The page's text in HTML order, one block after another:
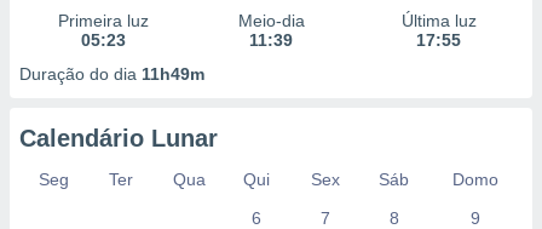
Primeira luz
05:23
Meio-dia
11:39
Última luz
17:55
Duração do dia 11h49m
Calendário Lunar
Seg Ter Qua Qui Sex Sáb
Domo
6
7 8 9